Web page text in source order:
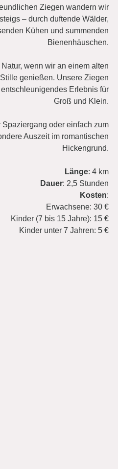
Ziegen wandern wir
– durch duftende Wälder,
Kühen und summenden
Bienenhäuschen.
wenn wir an einem alten
genießen. Unsere Ziegen
Erlebnis für
Groß und Klein.
oder einfach zum
Auszeit im romantischen
Hickengrund.
Länge: 4 km
Dauer: 2,5 Stunden
Kosten:
Erwachsene: 30 €
Kinder (7 bis 15 Jahre): 15 €
Kinder unter 7 Jahren: 5 €